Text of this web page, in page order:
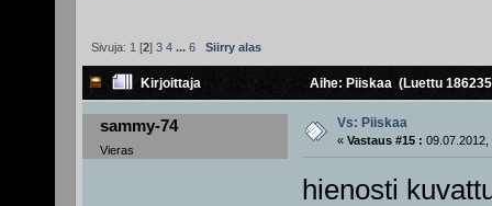
Sivuja: 1 [2] 3 4 ... 6 Siirry alas
Kirjoittaja Aihe: Piiskaa (Luettu
sammy-74
Vieras
Vs: Piiskaa
« Vastaus #15 : 09.07.2012,
hienosti